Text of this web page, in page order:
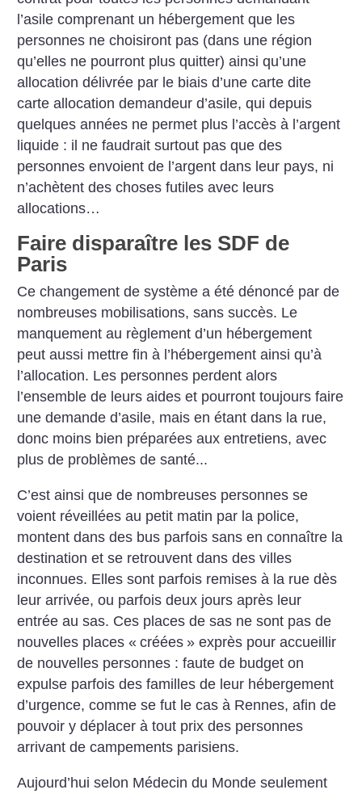
l’asile comprenant un hébergement que les
personnes ne choisiront pas (dans une région
qu’elles ne pourront plus quitter) ainsi qu’une
allocation délivrée par le biais d’une carte dite
carte allocation demandeur d’asile, qui depuis
quelques années ne permet plus l’accès à l’argent
liquide : il ne faudrait surtout pas que des
personnes envoient de l’argent dans leur pays, ni
n’achètent des choses futiles avec leurs
allocations…
Faire disparaître les SDF de
Paris
Ce changement de système a été dénoncé par de
nombreuses mobilisations, sans succès. Le
manquement au règlement d’un hébergement
peut aussi mettre fin à l’hébergement ainsi qu’à
l’allocation. Les personnes perdent alors
l’ensemble de leurs aides et pourront toujours faire
une demande d’asile, mais en étant dans la rue,
donc moins bien préparées aux entretiens, avec
plus de problèmes de santé...
C’est ainsi que de nombreuses personnes se
voient réveillées au petit matin par la police,
montent dans des bus parfois sans en connaître la
destination et se retrouvent dans des villes
inconnues. Elles sont parfois remises à la rue dès
leur arrivée, ou parfois deux jours après leur
entrée au sas. Ces places de sas ne sont pas de
nouvelles places « créées » exprès pour accueillir
de nouvelles personnes : faute de budget on
expulse parfois des familles de leur hébergement
d’urgence, comme se fut le cas à Rennes, afin de
pouvoir y déplacer à tout prix des personnes
arrivant de campements parisiens.
Aujourd’hui selon Médecin du Monde seulement